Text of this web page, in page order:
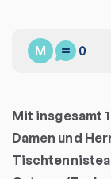
M 0
Mit insgesamt
Damen und